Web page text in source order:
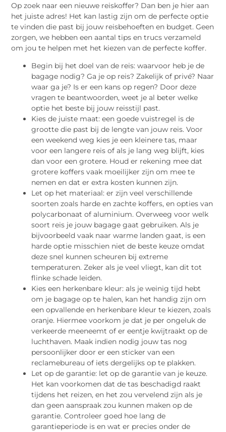
Op zoek naar een nieuwe reiskoffer? Dan ben je hier aan
het juiste adres! Het kan lastig zijn om de perfecte optie
te vinden die past bij jouw reisbehoeften en budget. Geen
zorgen, we hebben een aantal tips en trucs verzameld
om jou te helpen met het kiezen van de perfecte koffer.
Begin bij het doel van de reis: waarvoor heb je de
bagage nodig? Ga je op reis? Zakelijk of privé? Naar
waar ga je? Is er een kans op regen? Door deze
vragen te beantwoorden, weet je al beter welke
optie het beste bij jouw reisstijl past.
Kies de juiste maat: een goede vuistregel is de
grootte die past bij de lengte van jouw reis. Voor
een weekend weg kies je een kleinere tas, maar
voor een langere reis of als je lang weg blijft, kies
dan voor een grotere. Houd er rekening mee dat
grotere koffers vaak moeilijker zijn om mee te
nemen en dat er extra kosten kunnen zijn.
Let op het materiaal: er zijn veel verschillende
soorten zoals harde en zachte koffers, en opties van
polycarbonaat of aluminium. Overweeg voor welk
soort reis je jouw bagage gaat gebruiken. Als je
bijvoorbeeld vaak naar warme landen gaat, is een
harde optie misschien niet de beste keuze omdat
deze snel kunnen scheuren bij extreme
temperaturen. Zeker als je veel vliegt, kan dit tot
flinke schade leiden.
Kies een herkenbare kleur: als je weinig tijd hebt
om je bagage op te halen, kan het handig zijn om
een opvallende en herkenbare kleur te kiezen, zoals
oranje. Hiermee voorkom je dat je per ongeluk de
verkeerde meeneemt of er eentje kwijtraakt op de
luchthaven. Maak indien nodig jouw tas nog
persoonlijker door er een sticker van een
reclamebureau of iets dergelijks op te plakken.
Let op de garantie: let op de garantie van je keuze.
Het kan voorkomen dat de tas beschadigd raakt
tijdens het reizen, en het zou vervelend zijn als je
dan geen aanspraak zou kunnen maken op de
garantie. Controleer goed hoe lang de
garantieperiode is en wat er precies onder de